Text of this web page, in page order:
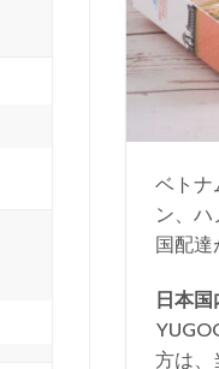
ベト
ン、
国配達
日本
方は、